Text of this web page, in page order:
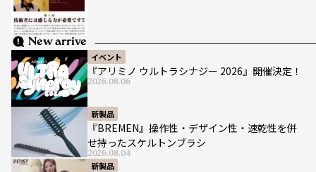
New arrive
イベント
『アリミノ ウルトラシナジー 2026』開催決定！
2026.08.06
新製品
『BREMEN』操作性・デザイン性・速乾性を併
せ持ったスケルトンブラシ
2026.08.04
新製品